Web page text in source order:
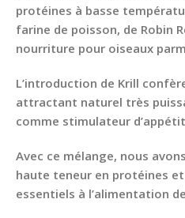
protéines à basse
farine de poisson, de Robin
nourriture pour oiseaux
L’introduction de Krill
attractant naturel très
comme stimulateur
Avec ce mélange, nous
haute teneur en protéines
essentiels à l’alimentation